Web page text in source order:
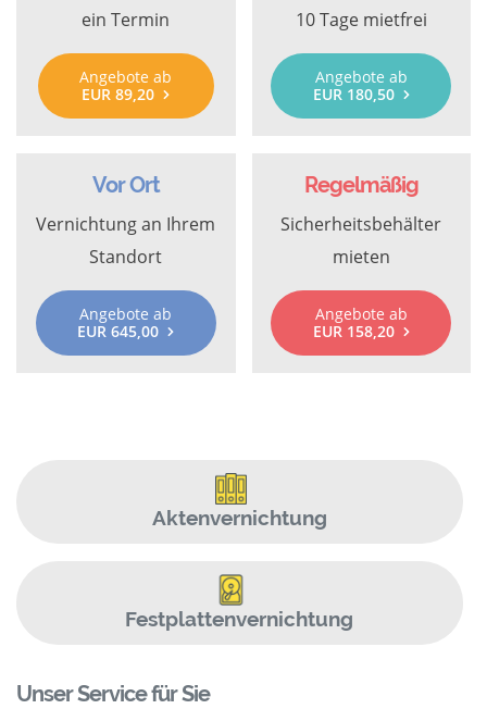
ein Termin
Angebote ab
EUR 89,20
10 Tage mietfrei
Angebote ab
EUR 180,50
Vor Ort
Vernichtung an Ihrem
Standort
Angebote ab
EUR 645,00
Regelmäßig
Sicherheitsbehälter
mieten
Angebote ab
EUR 158,20
Aktenvernichtung
Festplattenvernichtung
Unser Service für Sie